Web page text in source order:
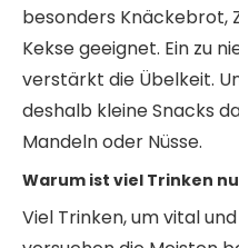
besonders Knäckebrot,
Kekse geeignet. Ein zu
verstärkt die Übelkeit.
deshalb kleine Snacks
Mandeln oder Nüsse.
Warum ist viel Trinken
Viel Trinken, um vital